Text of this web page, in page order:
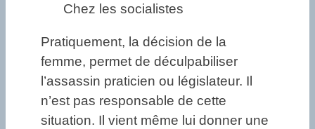
Chez les socialistes
Pratiquement, la décision de la
femme, permet de déculpabiliser
l’assassin praticien ou législateur. Il
n’est pas responsable de cette
situation. Il vient même lui donner une